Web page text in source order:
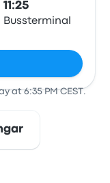
11:25
Bussterminal
at 6:35 PM CEST.